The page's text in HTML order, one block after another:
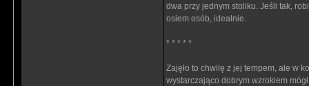
dwa przy jednym stoliku. Jeśli tak,
osiem osób, idealnie.
* * * * *
Zajęło to chwilę z jej tempem, ale w
wystarczająco dobrym wzrokiem